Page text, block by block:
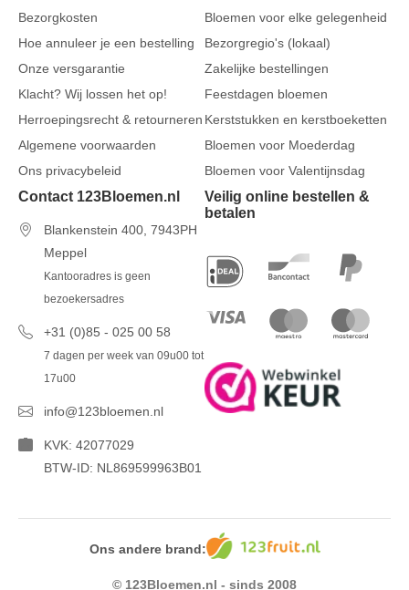
Bezorgkosten
Hoe annuleer je een bestelling
Onze versgarantie
Klacht? Wij lossen het op!
Herroepingsrecht & retourneren
Algemene voorwaarden
Ons privacybeleid
Bloemen voor elke gelegenheid
Bezorgregio's (lokaal)
Zakelijke bestellingen
Feestdagen bloemen
Kerststukken en kerstboeketten
Bloemen voor Moederdag
Bloemen voor Valentijnsdag
Contact 123Bloemen.nl
Blankenstein 400, 7943PH
Meppel
Kantooradres is geen
bezoekersadres
+31 (0)85 - 025 00 58
7 dagen per week van 09u00 tot
17u00
info@123bloemen.nl
KVK: 42077029
BTW-ID: NL869599963B01
Veilig online bestellen &
betalen
Ons andere brand:
© 123Bloemen.nl - sinds 2008